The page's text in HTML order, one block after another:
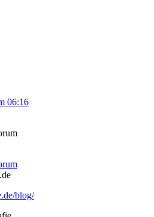
06:16
blog/